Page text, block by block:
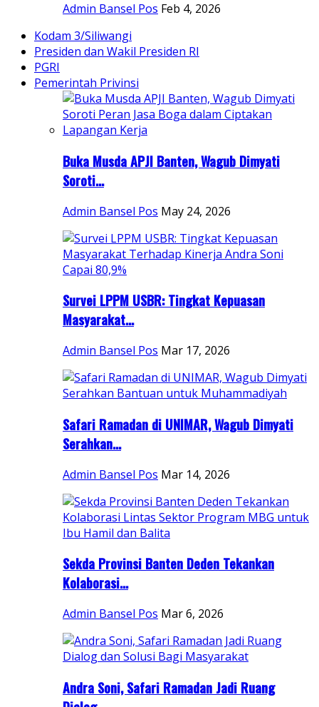
Admin Bansel Pos Feb 4, 2026
Kodam 3/Siliwangi
Presiden dan Wakil Presiden RI
PGRI
Pemerintah Privinsi
Buka Musda APJI Banten, Wagub Dimyati
Soroti...
Admin Bansel Pos May 24, 2026
Survei LPPM USBR: Tingkat Kepuasan
Masyarakat...
Admin Bansel Pos Mar 17, 2026
Safari Ramadan di UNIMAR, Wagub Dimyati
Serahkan...
Admin Bansel Pos Mar 14, 2026
Sekda Provinsi Banten Deden Tekankan
Kolaborasi...
Admin Bansel Pos Mar 6, 2026
Andra Soni, Safari Ramadan Jadi Ruang